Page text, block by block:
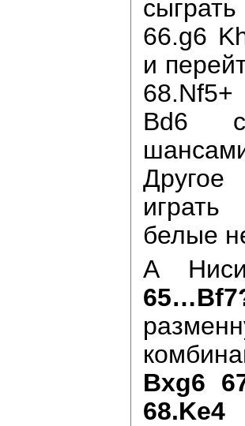
66.g6
и
Bd6
белые
А
Bxg6
68.Ke4